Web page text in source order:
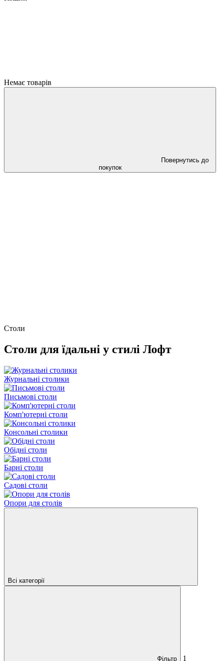
Немає товарів
Повернутись до
покупок
Столи
Столи для їдальні у стилі Лофт
Журнальні столики
Письмові столи
Комп'ютерні столи
Консольні столики
Обідні столи
Барні столи
Садові столи
Опори для столів
Всі категорії
Фільтр 1